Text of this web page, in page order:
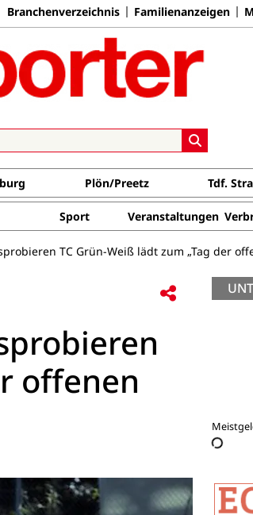
Branchenverzeichnis Familienanzeigen
Plön/Preetz Tdf.
Sport Veranstaltungen
TC Grün-Weiß lädt zum „Tag der
offenen